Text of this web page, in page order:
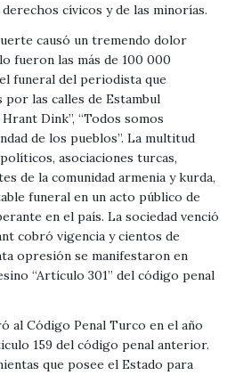
cívicos y de las minorías.
causó un tremendo dolor
fueron las más de 100 000
funeral del periodista que
las calles de Estambul
Dink”, “Todos somos
de los pueblos”. La multitud
asociaciones turcas,
de la comunidad armenia y kurda,
funeral en un acto público de
en el país. La sociedad venció
cobró vigencia y cientos de
opresión se manifestaron en
“Artículo 301” del código penal
al Código Penal Turco en el año
159 del código penal anterior.
que posee el Estado para